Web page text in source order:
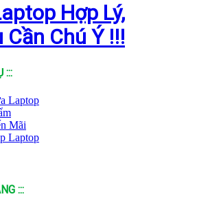
Hợp Lý,
Chú Ý !!!
:::
Laptop
Mãi
Laptop
:::